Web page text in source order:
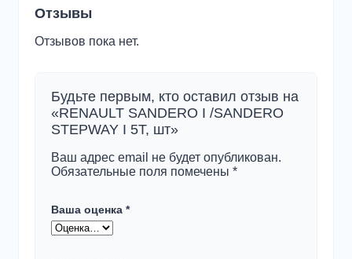
Отзывы
Отзывов пока нет.
Будьте первым, кто оставил отзыв на
«RENAULT SANDERO I /SANDERO
STEPWAY I 5T, шт»
Ваш адрес email не будет опубликован.
Обязательные поля помечены *
Ваша оценка *